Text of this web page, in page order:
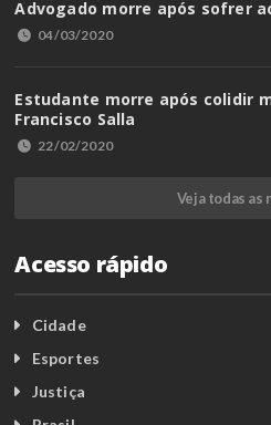
Advogado morre após sofrer
04/03/2020
Estudante morre após colidir
Francisco Salla
22/02/2020
Veja todas as
Acesso rápido
Cidade
Esportes
Justiça